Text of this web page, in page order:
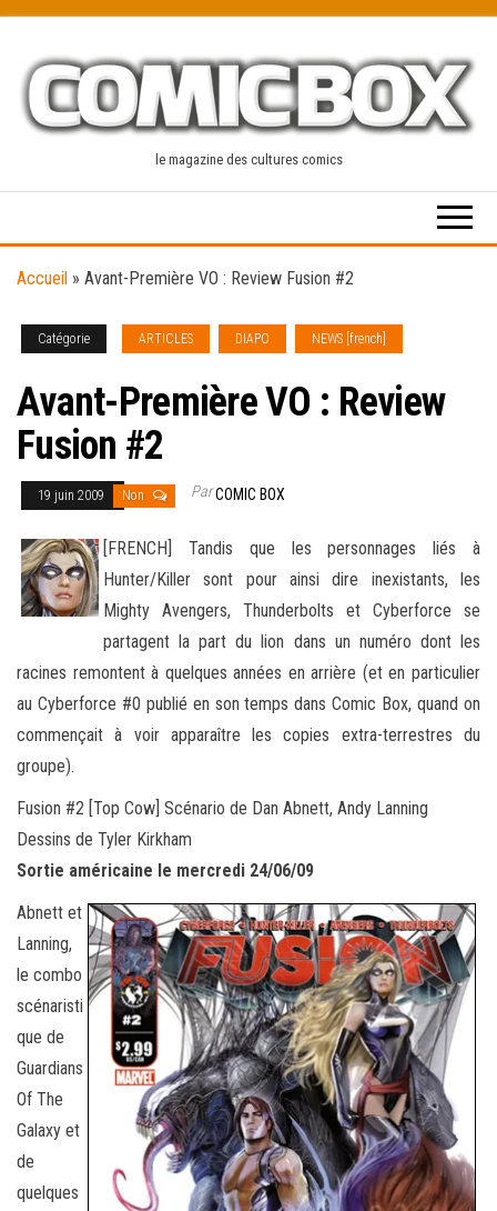
content
le magazine des cultures comics
Accueil » Avant-Première VO : Review Fusion #2
Catégorie ARTICLES DIAPO NEWS [french]
Avant-Première VO : Review
Fusion #2
19 juin 2009 Non ParCOMIC BOX
[FRENCH] Tandis que les personnages liés à
Hunter/Killer sont pour ainsi dire inexistants, les
Mighty Avengers, Thunderbolts et Cyberforce se
partagent la part du lion dans un numéro dont les
racines remontent à quelques années en arrière (et en particulier
au Cyberforce #0 publié en son temps dans Comic Box, quand on
commençait à voir apparaître les copies extra-terrestres du
groupe).
Fusion #2 [Top Cow] Scénario de Dan Abnett, Andy Lanning
Dessins de Tyler Kirkham
Sortie américaine le mercredi 24/06/09
Abnett et
Lanning,
le combo
scénaristi
que de
Guardians
Of The
Galaxy et
de
quelques